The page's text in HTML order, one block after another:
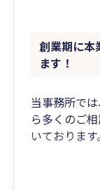
創業期に本
ます！
当事務所で
ら多くのご
いております。
創業のタイ